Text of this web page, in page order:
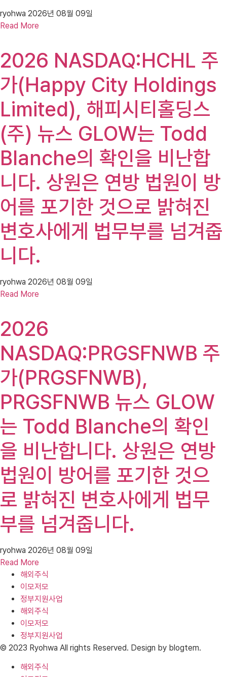
ryohwa 2026년 08월 09일
Read More
2026 NASDAQ:HCHL 주
가(Happy City Holdings
Limited), 해피시티홀딩스
(주) 뉴스 GLOW는 Todd
Blanche의 확인을 비난합
니다. 상원은 연방 법원이 방
어를 포기한 것으로 밝혀진
변호사에게 법무부를 넘겨줍
니다.
ryohwa 2026년 08월 09일
Read More
2026
NASDAQ:PRGSFNWB 주
가(PRGSFNWB),
PRGSFNWB 뉴스 GLOW
는 Todd Blanche의 확인
을 비난합니다. 상원은 연방
법원이 방어를 포기한 것으
로 밝혀진 변호사에게 법무
부를 넘겨줍니다.
ryohwa 2026년 08월 09일
Read More
해외주식
이모저모
정부지원사업
해외주식
이모저모
정부지원사업
© 2023 Ryohwa All rights Reserved. Design by blogtem.
해외주식